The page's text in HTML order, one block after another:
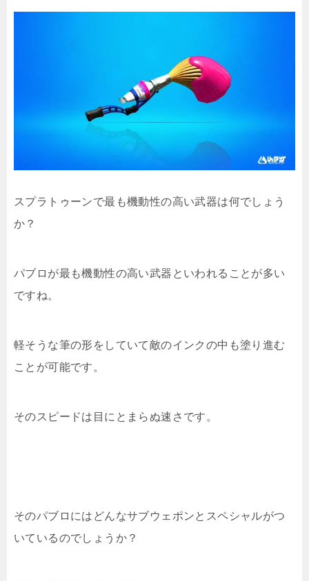
スプラトゥーンで最も機動性の高い武器は何でしょう
か？
パブロが最も機動性の高い武器といわれることが多い
ですね。
軽そうな筆の形をしていて敵のインクの中も塗り進む
ことが可能です。
そのスピードは目にとまらぬ速さです。
そのパブロにはどんなサブウェポンとスペシャルがつ
いているのでしょうか？